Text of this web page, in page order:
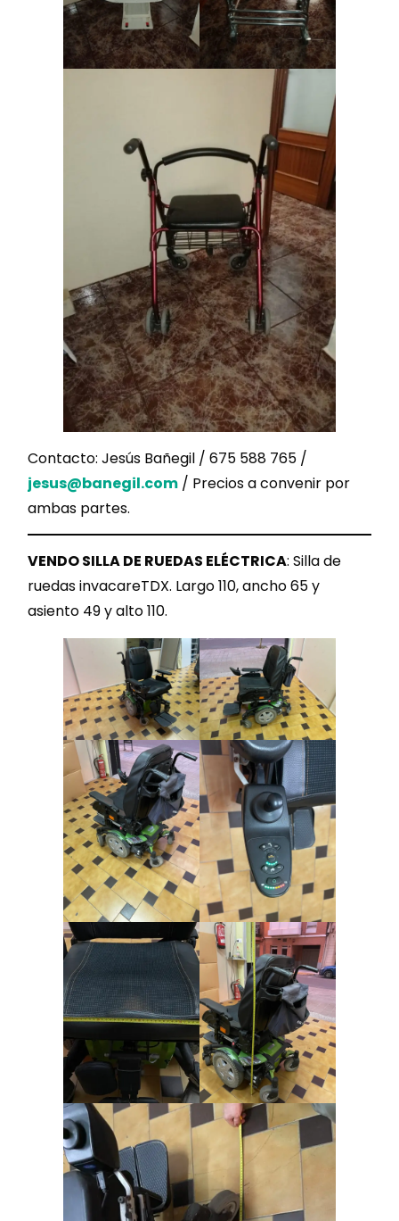
Contacto: Jesús Bañegil / 675 588 765 /
jesus@banegil.com / Precios a convenir por
ambas partes.
VENDO SILLA DE RUEDAS ELÉCTRICA: Silla de
ruedas invacareTDX. Largo 110, ancho 65 y
asiento 49 y alto 110.